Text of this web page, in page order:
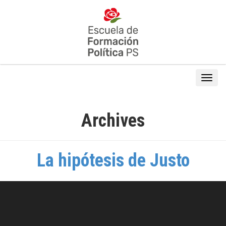
Archives
La hipótesis de Justo